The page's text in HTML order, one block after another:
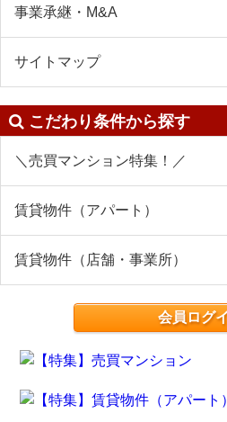
事業承継・M&A
サイトマップ
こだわり条件から探す
＼売買マンション特集！／
賃貸物件（アパート）
賃貸物件（店舗・事業所）
会員ログ